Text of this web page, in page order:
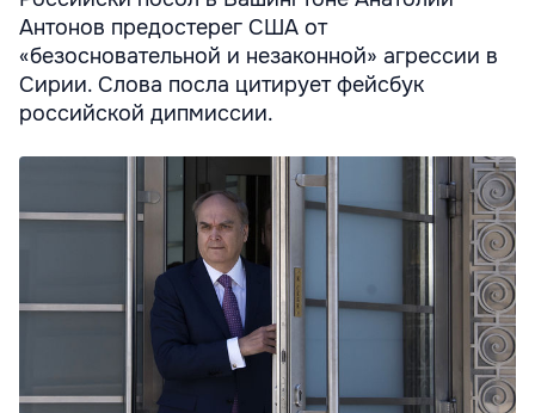
Антонов предостерег США от
«безосновательной и незаконной» агрессии в
Сирии. Слова посла цитирует фейсбук
российской дипмиссии.